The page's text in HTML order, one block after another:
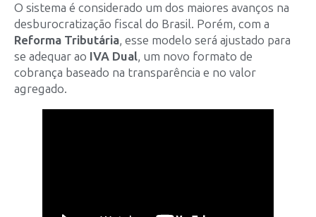
O sistema é considerado um dos maiores avanços na
desburocratização fiscal do Brasil. Porém, com a
Reforma Tributária, esse modelo será ajustado para
se adequar ao IVA Dual, um novo formato de
cobrança baseado na transparência e no valor
agregado.